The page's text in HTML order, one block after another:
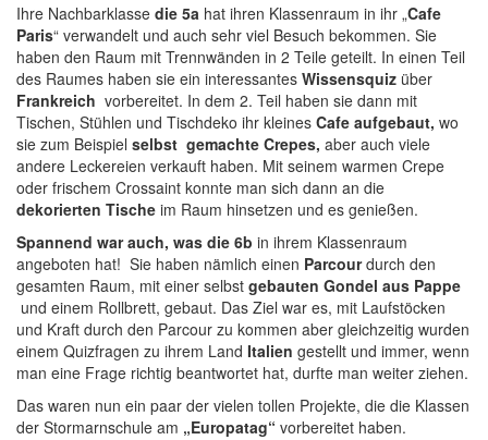
Ihre Nachbarklasse die 5a hat ihren Klassenraum in ihr „Cafe
Paris“ verwandelt und auch sehr viel Besuch bekommen. Sie
haben den Raum mit Trennwänden in 2 Teile geteilt. In einen Teil
des Raumes haben sie ein interessantes Wissensquiz über
Frankreich vorbereitet. In dem 2. Teil haben sie dann mit
Tischen, Stühlen und Tischdeko ihr kleines Cafe aufgebaut, wo
sie zum Beispiel selbst gemachte Crepes, aber auch viele
andere Leckereien verkauft haben. Mit seinem warmen Crepe
oder frischem Crossaint konnte man sich dann an die
dekorierten Tische im Raum hinsetzen und es genießen.
Spannend war auch, was die 6b in ihrem Klassenraum
angeboten hat! Sie haben nämlich einen Parcourdurch den
gesamten Raum, mit einer selbst gebauten Gondel aus Pappe
und einem Rollbrett, gebaut. Das Ziel war es, mit Laufstöcken
und Kraft durch den Parcour zu kommen aber gleichzeitig wurden
einem Quizfragen zu ihrem Land Italien gestellt und immer, wenn
man eine Frage richtig beantwortet hat, durfte man weiter ziehen.
Das waren nun ein paar der vielen tollen Projekte, die die Klassen
der Stormarnschule am „Europatag“ vorbereitet haben.